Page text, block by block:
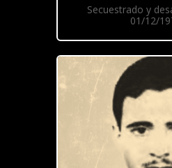
Secuestrado y
01/12/